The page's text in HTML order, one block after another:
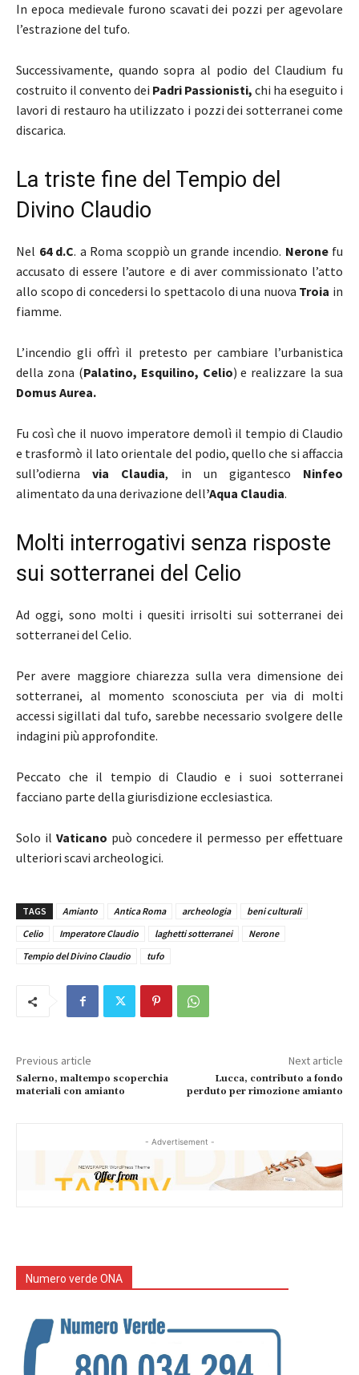
In epoca medievale furono scavati dei pozzi per agevolare
l’estrazione del tufo.
Successivamente, quando sopra al podio del Claudium fu
costruito il convento dei Padri Passionisti, chi ha eseguito i
lavori di restauro ha utilizzato i pozzi dei sotterranei come
discarica.
La triste fine del Tempio del
Divino Claudio
Nel 64 d.C. a Roma scoppiò un grande incendio. Neronefu
accusato di essere l’autore e di aver commissionato l’atto
allo scopo di concedersi lo spettacolo di una nuova Troia in
fiamme.
L’incendio gli offrì il pretesto per cambiare l’urbanistica
della zona (Palatino, Esquilino, Celio) e realizzare la sua
Domus Aurea.
Fu così che il nuovo imperatore demolì il tempio di Claudio
e trasformò il lato orientale del podio, quello che si affaccia
sull’odiernavia Claudia, in un gigantesco Ninfeo
alimentato da una derivazione dell’Aqua Claudia.
Molti interrogativi senza risposte
sui sotterranei del Celio
Ad oggi, sono molti i quesiti irrisolti sui sotterranei dei
sotterranei del Celio.
Per avere maggiore chiarezza sulla vera dimensione dei
sotterranei, al momento sconosciuta per via di molti
accessi sigillati dal tufo, sarebbe necessario svolgere delle
indagini più approfondite.
Peccato che il tempio di Claudio e i suoi sotterranei
facciano parte della giurisdizione ecclesiastica.
Solo il Vaticano può concedere il permesso per effettuare
ulteriori scavi archeologici.
TAGS Amianto Antica Roma archeologia
beni culturali
Celio
Imperatore Claudio laghetti sotterranei
Nerone
Tempio del Divino Claudio
tufo
Previous article
Salerno, maltempo scoperchia
materiali con amianto
Next article
Lucca, contributo a fondo
perduto per rimozione amianto
- Advertisement -
Numero verde ONA